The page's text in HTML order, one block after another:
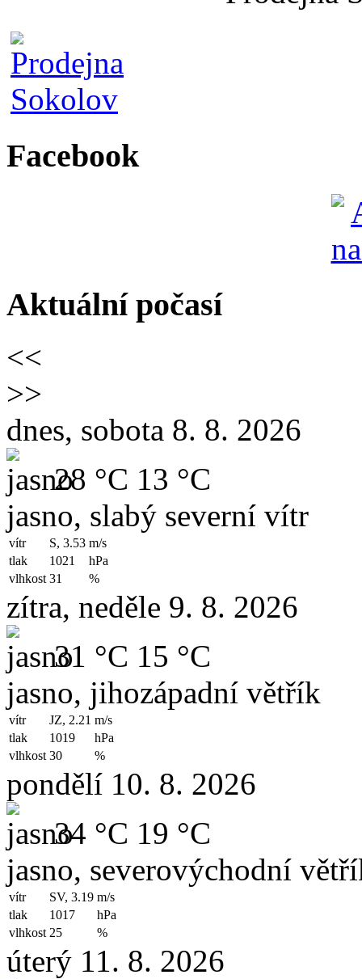
Facebook
Aktuální počasí
<<
>>
dnes, sobota 8. 8. 2026
28 °C 13 °C
jasno, slabý severní vítr
vítr S, 3.53 m/s
tlak
1021
hPa
vlhkost 31 %
zítra, neděle 9. 8. 2026
31 °C 15 °C
jasno, jihozápadní větřík
vítr JZ, 2.21 m/s
tlak
1019
hPa
vlhkost 30 %
pondělí 10. 8. 2026
34 °C 19 °C
jasno, severovýchodní
vítr SV, 3.19 m/s
tlak
1017
hPa
vlhkost 25 %
úterý 11. 8. 2026